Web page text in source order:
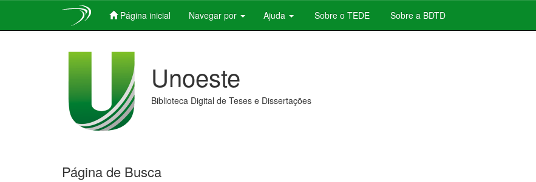
Página inicial Navegar por Ajuda Sobre o TEDE Sobre a BDTD
Unoeste
Biblioteca Digital de Teses e Dissertações
Página de Busca